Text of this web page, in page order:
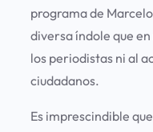
programa de
diversa índole que
los periodistas ni al
ciudadanos.
Es imprescindible